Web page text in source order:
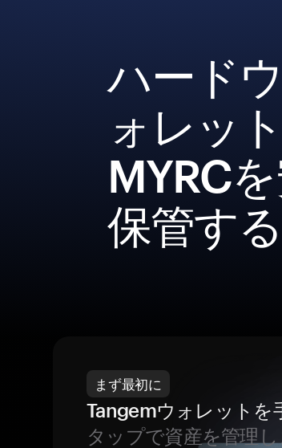
ハード
ォレッ
MYRC
保管す
まず最初に
Tangemウォレットを
タップで資産を管理